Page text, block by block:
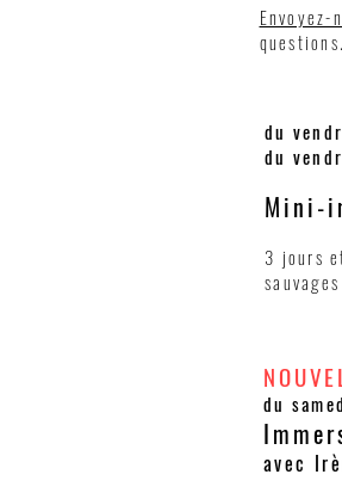
Envoyez-
​du
du
Mini-
3 jours
du
avec